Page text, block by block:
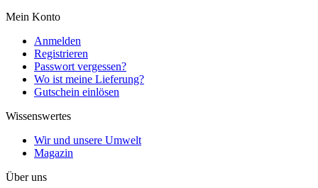
Mein Konto
Anmelden
Registrieren
Passwort vergessen?
Wo ist meine Lieferung?
Gutschein einlösen
Wissenswertes
Wir und unsere Umwelt
Magazin
Über uns